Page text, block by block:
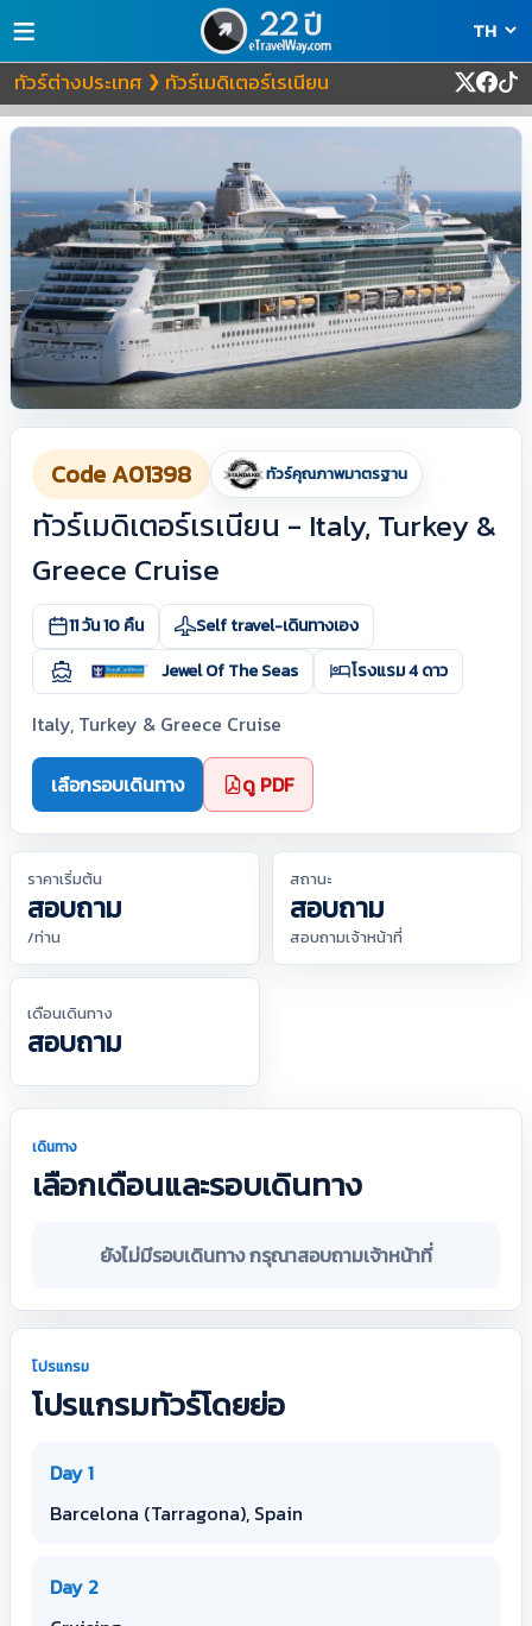
≡
ทัวร์ต่างประเทศ ❯ ทัวร์เมดิเตอร์เรเนียน
Code A01398 ทัวร์คุณภาพมาตรฐาน
ทัวร์เมดิเตอร์เรเนียน - Italy, Turkey &
Greece Cruise
11 วัน 10 คืน
Self travel-เดินทางเอง
Jewel Of The Seas
โรงแรม 4 ดาว
Italy, Turkey & Greece Cruise
เลือกรอบเดินทาง ดู PDF
ราคาเริ่มต้น
สอบถาม
/ท่าน
สถานะ
สอบถาม
สอบถามเจ้าหน้าที่
เดือนเดินทาง
สอบถาม
เดินทาง
เลือกเดือนและรอบเดินทาง
ยังไม่มีรอบเดินทาง กรุณาสอบถามเจ้าหน้าที่
โปรแกรม
โปรแกรมทัวร์โดยย่อ
Day 1
Barcelona (Tarragona), Spain
Day 2